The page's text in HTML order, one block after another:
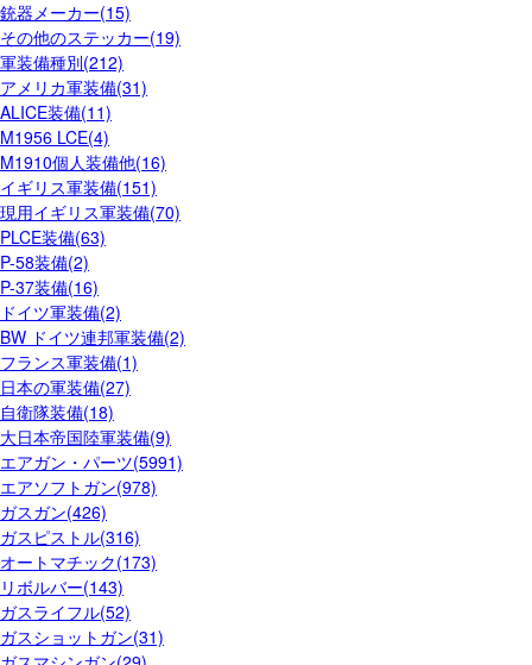
銃器メーカー(15)
その他のステッカー(19)
軍装備種別(212)
アメリカ軍装備(31)
ALICE装備(11)
M1956 LCE(4)
M1910個人装備他(16)
イギリス軍装備(151)
現用イギリス軍装備(70)
PLCE装備(63)
P-58装備(2)
P-37装備(16)
ドイツ軍装備(2)
BW ドイツ連邦軍装備(2)
フランス軍装備(1)
日本の軍装備(27)
自衛隊装備(18)
大日本帝国陸軍装備(9)
エアガン・パーツ(5991)
エアソフトガン(978)
ガスガン(426)
ガスピストル(316)
オートマチック(173)
リボルバー(143)
ガスライフル(52)
ガスショットガン(31)